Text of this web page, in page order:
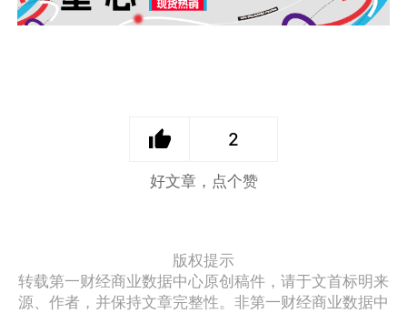
2
好文章，点个赞
版权提示
转载第一财经商业数据中心原创稿件，请于文首标明来
源、作者，并保持文章完整性。非第一财经商业数据中